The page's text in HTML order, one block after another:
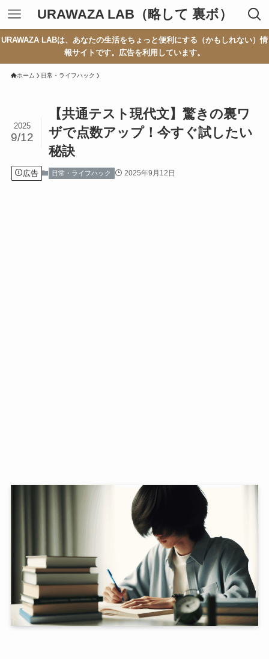
URAWAZA LAB（略して 裏ボ）
URAWAZA LABは、あなたの生活をちょっと便利にする（かもしれない）情
報サイトです。広告を利用しています。
ホーム 日常・ライフハック
【共通テスト現代文】驚きの裏ワ
ザで点数アップ！今すぐ試したい
秘訣
2025
9/12
広告 日常・ライフハック 2025年9月12日